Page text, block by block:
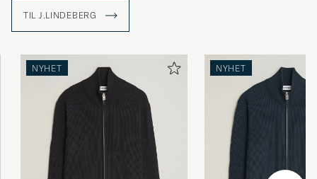
og ideer sammen ved å skape plagg som står for kvalitet,
bærekraft og stil. Utforsk sortimentet vårt hos Care of
TIL J.LINDEBERG
NYHET NYHET